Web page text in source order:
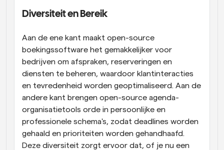
Diversiteit en Bereik
Aan de ene kant maakt open-source
boekingssoftware het gemakkelijker voor
bedrijven om afspraken, reserveringen en
diensten te beheren, waardoor klantinteracties
en tevredenheid worden geoptimaliseerd. Aan de
andere kant brengen open-source agenda-
organisatietools orde in persoonlijke en
professionele schema's, zodat deadlines worden
gehaald en prioriteiten worden gehandhaafd.
Deze diversiteit zorgt ervoor dat, of je nu een